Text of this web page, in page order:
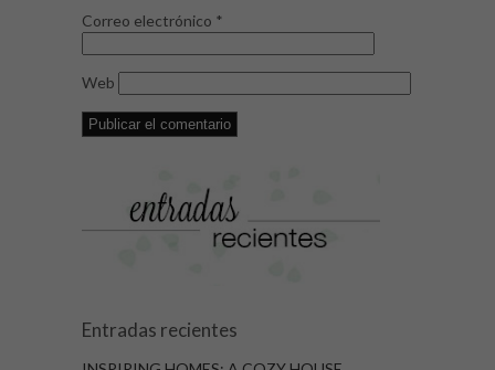
Correo electrónico *
Web
Entradas recientes